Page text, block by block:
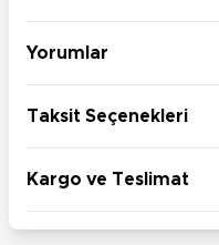
Yorumlar
Taksit Seçenekleri
Kargo ve Teslimat